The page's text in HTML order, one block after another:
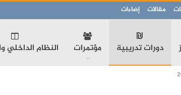
مقالات إضاءات
دورات تدريبية مؤتمرات النظام الداخلي